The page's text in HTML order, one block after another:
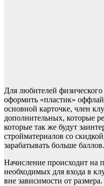
Для любителей
оформить «пластик»
основной карточке, член
дополнительных, которые
которые так же будут
стройматериалов со
зарабатывать больше баллов.
Начисление происходит на
необходимых для входа в
вне зависимости от размера.